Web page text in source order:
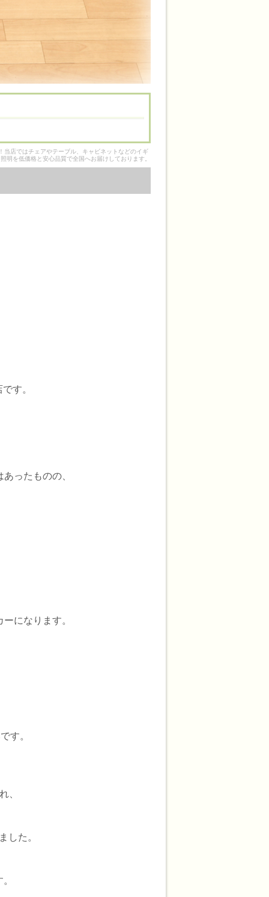
店ではチェアやテーブル、キャビネットなどのイギ
明を低価格と安心品質で全国へお届けしております。
す。
ったものの、
になります。
す。
、
した。